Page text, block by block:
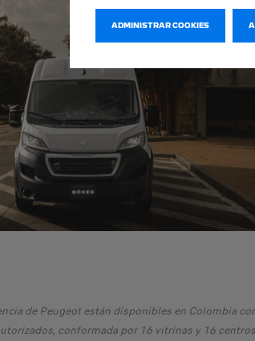
de Peugeot están disponibles en Colombia
conformada por 16 vitrinas y 16
ADMINISTRAR COOKIES